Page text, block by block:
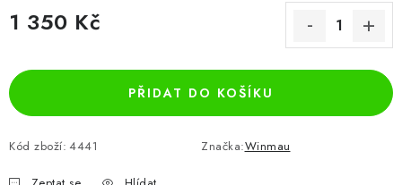
1 350 Kč
PŘIDAT DO KOŠÍKU
Kód zboží: 4441 Značka:Winmau